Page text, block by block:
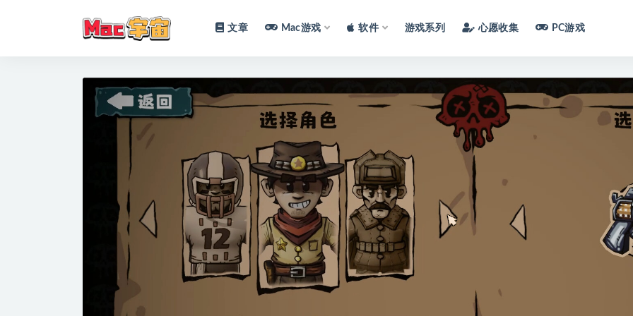
文章 Mac游戏 软件 游戏系列 心愿收集 PC游戏